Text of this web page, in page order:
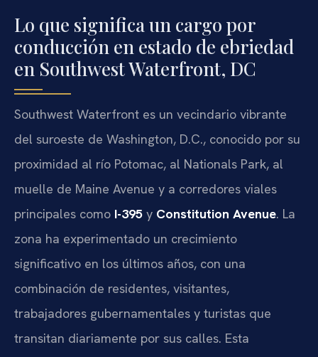
Lo que significa un cargo por
conducción en estado de ebriedad
en Southwest Waterfront, DC
Southwest Waterfront es un vecindario vibrante
del suroeste de Washington, D.C., conocido por su
proximidad al río Potomac, al Nationals Park, al
muelle de Maine Avenue y a corredores viales
principales como I-395 y Constitution Avenue. La
zona ha experimentado un crecimiento
significativo en los últimos años, con una
combinación de residentes, visitantes,
trabajadores gubernamentales y turistas que
transitan diariamente por sus calles. Esta